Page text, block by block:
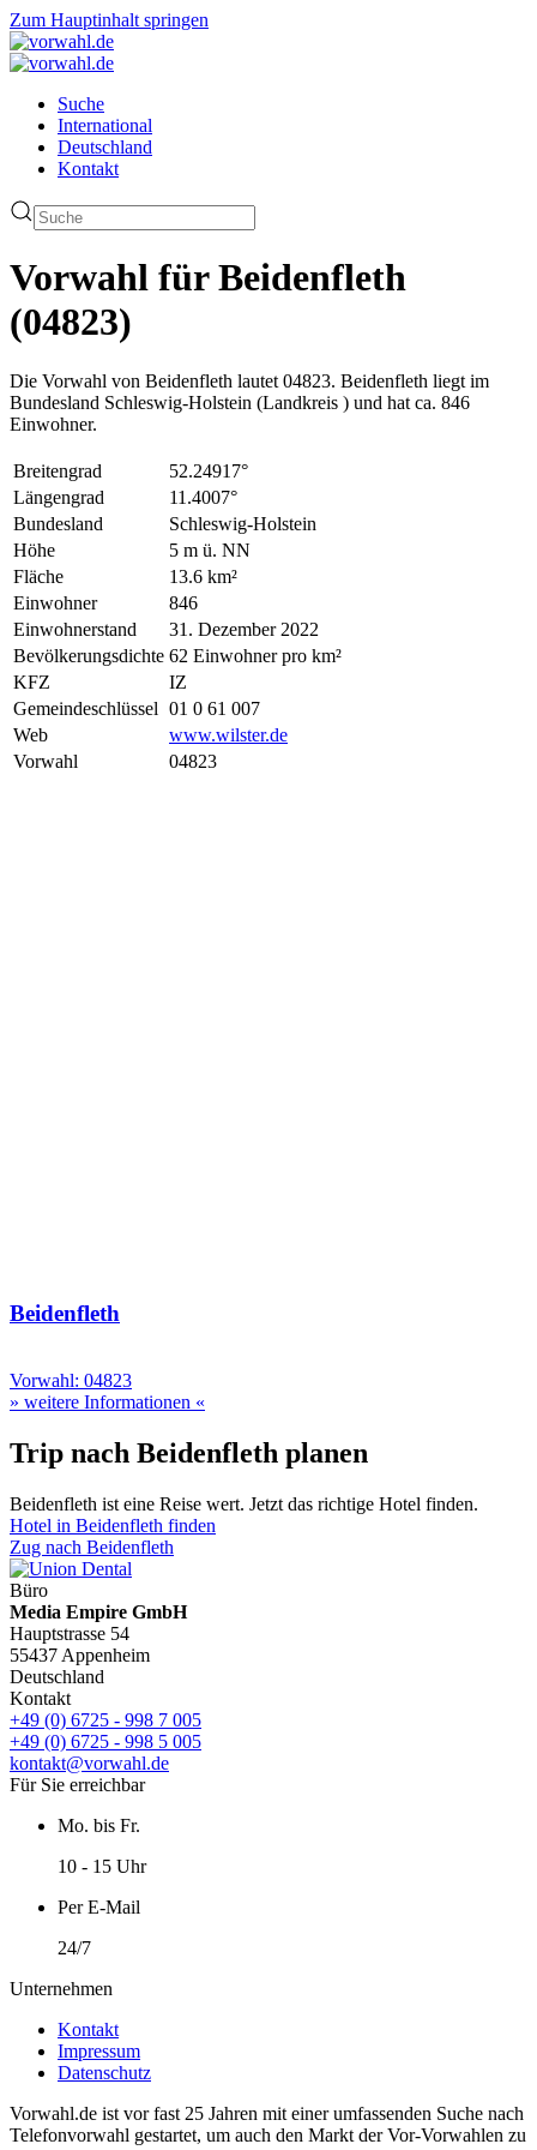
Zum Hauptinhalt springen
Suche
International
Deutschland
Kontakt
Vorwahl für Beidenfleth
(04823)
Die Vorwahl von Beidenfleth lautet 04823. Beidenfleth liegt im
Bundesland Schleswig-Holstein (Landkreis ) und hat ca. 846
Einwohner.
Breitengrad
52.24917°
Längengrad
11.4007°
Bundesland
Schleswig-Holstein
Höhe
5 m ü. NN
Fläche
13.6 km²
Einwohner
846
Einwohnerstand
31. Dezember 2022
Bevölkerungsdichte 62 Einwohner pro km²
KFZ
IZ
Gemeindeschlüssel 01 0 61 007
Web
www.wilster.de
Vorwahl
04823
Beidenfleth
Vorwahl: 04823
» weitere Informationen «
Trip nach Beidenfleth planen
Beidenfleth ist eine Reise wert. Jetzt das richtige Hotel finden.
Hotel in Beidenfleth finden
Zug nach Beidenfleth
Büro
Media Empire GmbH
Hauptstrasse 54
55437 Appenheim
Deutschland
Kontakt
+49 (0) 6725 - 998 7 005
+49 (0) 6725 - 998 5 005
kontakt@vorwahl.de
Für Sie erreichbar
Mo. bis Fr.
10 - 15 Uhr
Per E-Mail
24/7
Unternehmen
Kontakt
Impressum
Datenschutz
Vorwahl.de ist vor fast 25 Jahren mit einer umfassenden Suche nach
Telefonvorwahl gestartet, um auch den Markt der Vor-Vorwahlen zu